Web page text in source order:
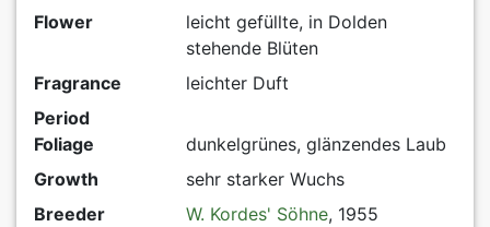
Flower
leicht gefüllte, in Dolden
stehende Blüten
Fragrance
leichter Duft
Period
Foliage
dunkelgrünes, glänzendes Laub
Growth
sehr starker Wuchs
Breeder
W. Kordes' Söhne, 1955